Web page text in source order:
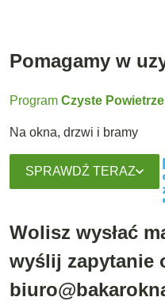
Pomagamy w
Program Czyste
Na okna, drzwi i bramy
SPRAWDŹ TERAZ
Wolisz wysłać
wyślij zapytanie